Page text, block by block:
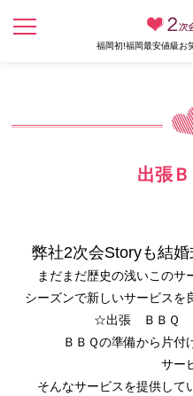
福岡初!福岡最安値級お
出張
弊社2次会Storyも結
まだまだ歴史の浅いこのサ
シーズンで新しいサービスを
☆出張 ＢＢＱ
ＢＢＱの準備から片付
サー
そんなサービスを提供して